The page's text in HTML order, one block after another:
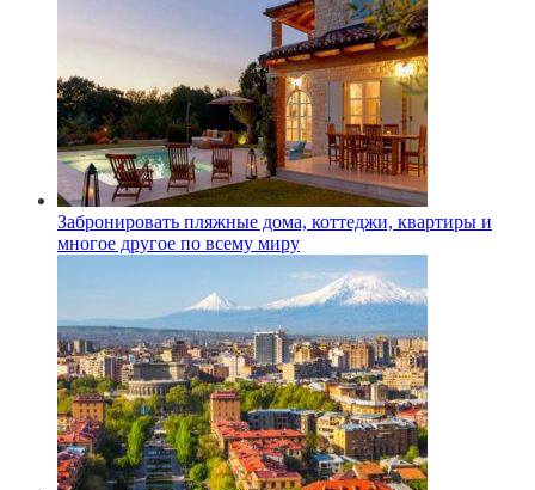
Забронировать пляжные дома, коттеджи, квартиры и
многое другое по всему миру